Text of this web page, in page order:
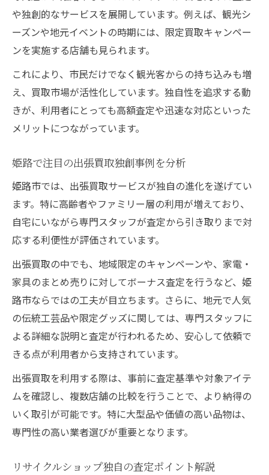
や独創的なサービスを展開しています。例えば、観光シ
ーズンや地元イベントの時期には、限定買取キャンペー
ンを実施する店舗も見られます。
これにより、市民だけでなく観光客からの持ち込みも増
え、買取市場が活性化しています。独自性を追求する動
きが、利用者にとっても高額査定や迅速な対応といった
メリットにつながっています。
姫路で注目の出張買取独創事例を分析
姫路市では、出張買取サービスが独自の進化を遂げてい
ます。特に高齢者やファミリー層の利用が増えており、
自宅にいながら専門スタッフが査定から引き取りまで対
応する利便性が評価されています。
出張買取の中でも、地域限定のキャンペーンや、家電・
家具のまとめ売りに対してボーナス査定を行うなど、姫
路市ならではの工夫が目立ちます。さらに、地元で人気
の伝統工芸品や限定グッズに関しては、専門スタッフに
よる詳細な説明と査定が行われるため、安心して依頼で
きる点が利用者から支持されています。
出張買取を利用する際は、事前に査定基準や対象アイテ
ムを確認し、複数店舗の比較を行うことで、より納得の
いく取引が可能です。特に大型品や価値の高い品物は、
専門性の高い業者選びが重要となります。
リサイクルショップ独自の査定ポイント解説